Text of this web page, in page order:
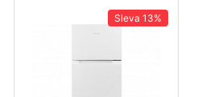
Sleva 13%